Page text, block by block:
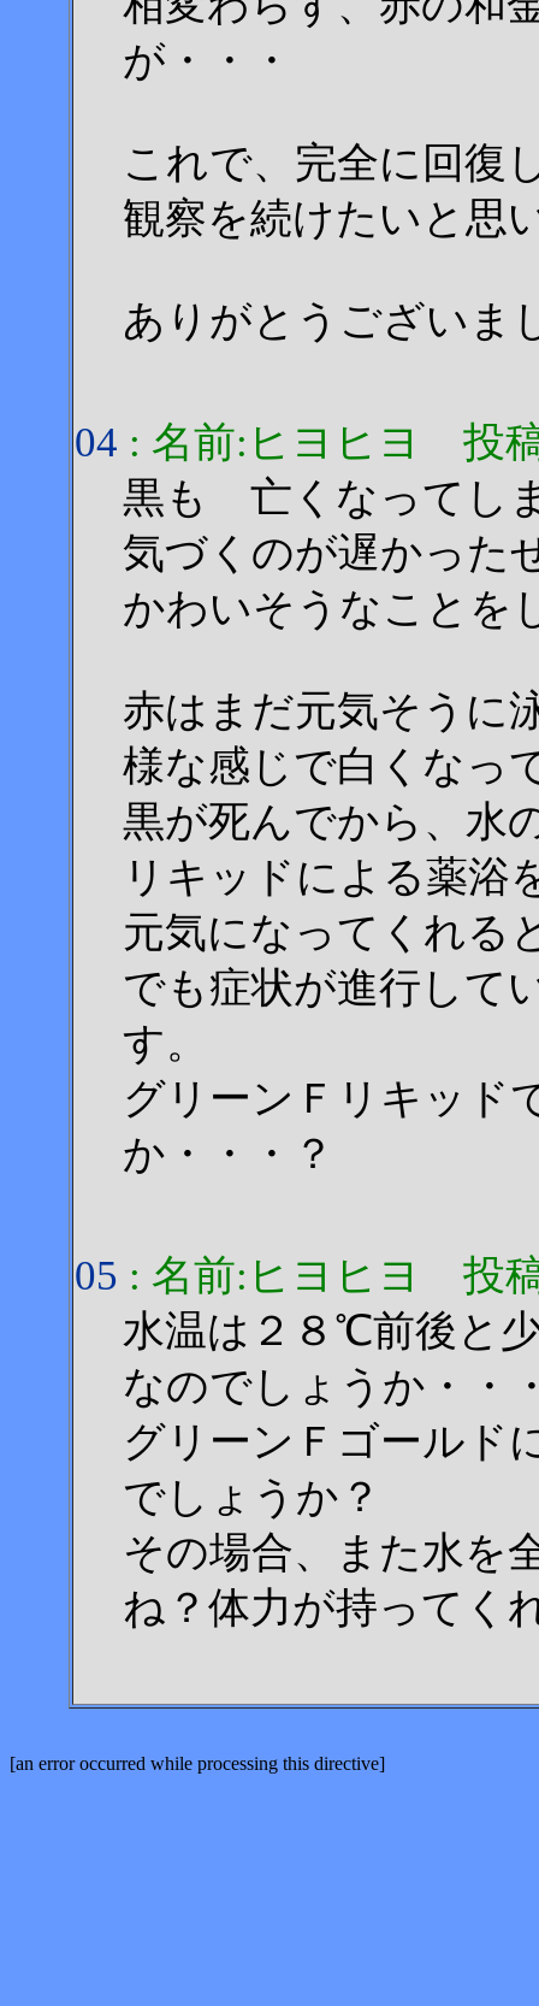
が・・・
これで、完全に回復
観察を続けたいと思
ありがとうございま
04 : 名前:ヒヨヒヨ 投稿
黒も 亡くなってし
気づくのが遅かった
かわいそうなことを
赤はまだ元気そうに
様な感じで白くなっ
黒が死んでから、水
リキッドによる薬浴
元気になってくれる
でも症状が進行して
す。
グリーンＦリキッド
か・・・？
05 : 名前:ヒヨヒヨ 投稿
水温は２８℃前後と
なのでしょうか・・
グリーンＦゴールド
でしょうか？
その場合、また水を
ね？体力が持ってく
[an error occurred while processing this directive]